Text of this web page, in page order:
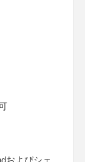
およびシェ